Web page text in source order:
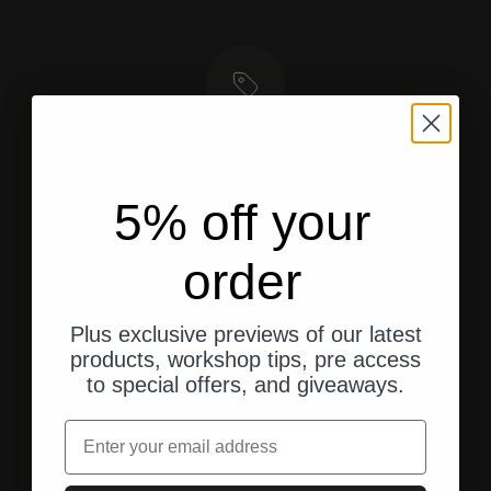
Gehe zu Element 1
Gehe zu Element 2
Gehe zu Element 3
Kundenbewertungen
5% off your
order
Plus exclusive previews of our latest
products, workshop tips, pre access
to special offers, and giveaways.
Email